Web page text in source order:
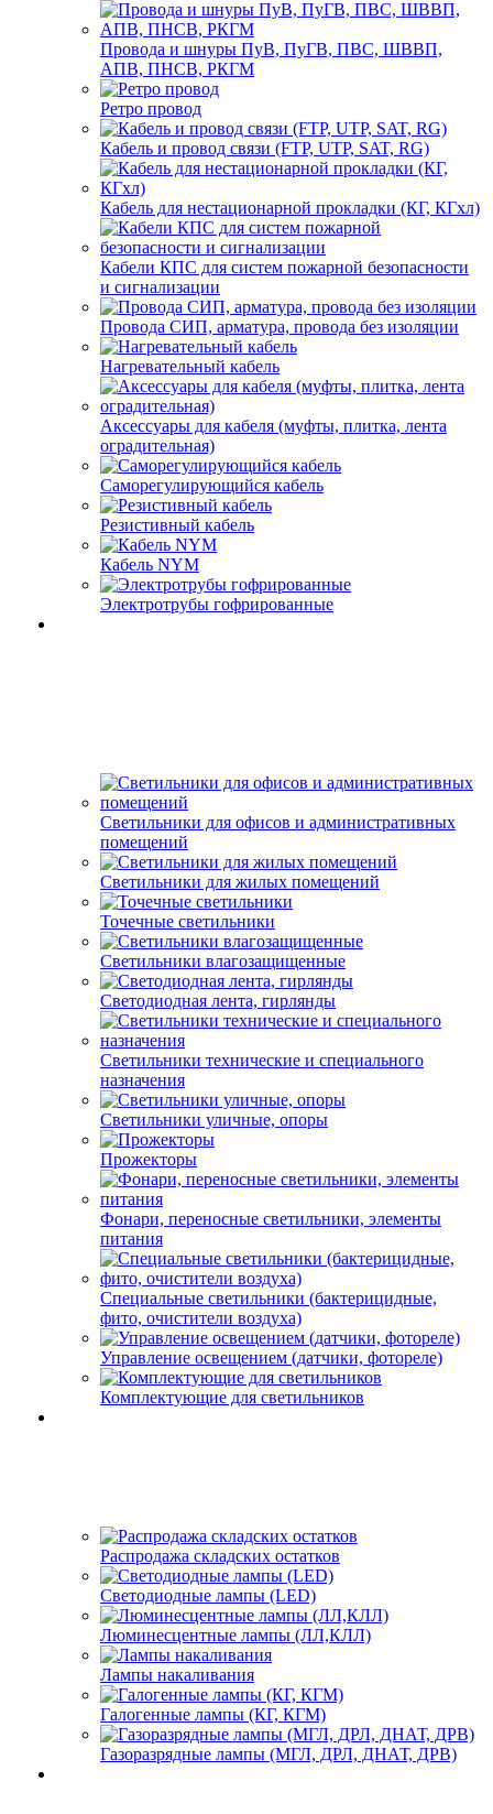
Провода и шнуры ПуВ, ПуГВ, ПВС, ШВВП,
АПВ, ПНСВ, РКГМ
Ретро провод
Кабель и провод связи (FTP, UTP, SAT, RG)
Кабель для нестационарной прокладки (КГ, КГхл)
Кабели КПС для систем пожарной безопасности
и сигнализации
Провода СИП, арматура, провода без изоляции
Нагревательный кабель
Аксессуары для кабеля (муфты, плитка, лента
оградительная)
Саморегулирующийся кабель
Резистивный кабель
Кабель NYM
Электротрубы гофрированные
Светильники для офисов и административных
помещений
Светильники для жилых помещений
Точечные светильники
Светильники влагозащищенные
Светодиодная лента, гирлянды
Светильники технические и специального
назначения
Светильники уличные, опоры
Прожекторы
Фонари, переносные светильники, элементы
питания
Специальные светильники (бактерицидные,
фито, очистители воздуха)
Управление освещением (датчики, фотореле)
Комплектующие для светильников
Распродажа складских остатков
Светодиодные лампы (LED)
Люминесцентные лампы (ЛЛ,КЛЛ)
Лампы накаливания
Галогенные лампы (КГ, КГМ)
Газоразрядные лампы (МГЛ, ДРЛ, ДНАТ, ДРВ)